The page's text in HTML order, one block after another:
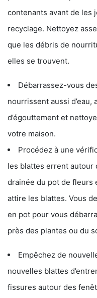
contenants avant de les
recyclage. Nettoyez
que les débris de
elles se trouvent.
Débarrassez-vous
nourrissent aussi
d’égouttement et
votre maison.
Procédez à une
les blattes errent autour
drainée du pot de fleurs
attire les blattes. Vous
en pot pour vous
près des plantes ou du
Empêchez de
nouvelles blattes
fissures autour des